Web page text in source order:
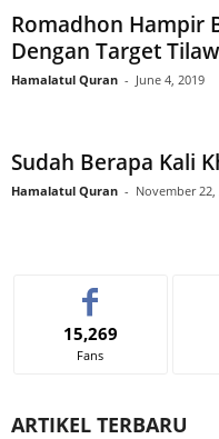
Romadhon Hampir
Dengan Target
Hamalatul Quran - June 4, 2019
Sudah Berapa Kali
Hamalatul Quran - November 22,
15,269
Fans
ARTIKEL TERBARU